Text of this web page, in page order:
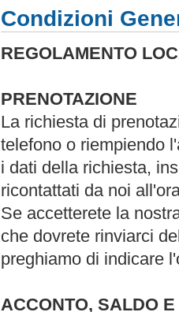
Condizioni
REGOLAMENTO
PRENOTAZIONE
La richiesta di
telefono o riempiendo
i dati della richiesta,
ricontattati da noi
Se accetterete la
che dovrete rinviarci
preghiamo di indicare
ACCONTO, SALDO